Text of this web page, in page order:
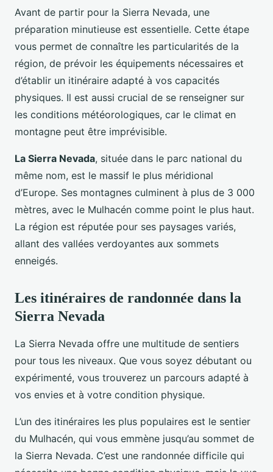
Avant de partir pour la Sierra Nevada, une
préparation minutieuse est essentielle. Cette étape
vous permet de connaître les particularités de la
région, de prévoir les équipements nécessaires et
d’établir un itinéraire adapté à vos capacités
physiques. Il est aussi crucial de se renseigner sur
les conditions météorologiques, car le climat en
montagne peut être imprévisible.
La Sierra Nevada, située dans le parc national du
même nom, est le massif le plus méridional
d’Europe. Ses montagnes culminent à plus de 3 000
mètres, avec le Mulhacén comme point le plus haut.
La région est réputée pour ses paysages variés,
allant des vallées verdoyantes aux sommets
enneigés.
Les itinéraires de randonnée dans la
Sierra Nevada
La Sierra Nevada offre une multitude de sentiers
pour tous les niveaux. Que vous soyez débutant ou
expérimenté, vous trouverez un parcours adapté à
vos envies et à votre condition physique.
L’un des itinéraires les plus populaires est le sentier
du Mulhacén, qui vous emmène jusqu’au sommet de
la Sierra Nevada. C’est une randonnée difficile qui